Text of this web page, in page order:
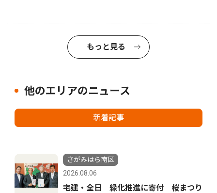
もっと見る
他のエリアのニュース
新着記事
さがみはら南区
2026.08.06
宅建・全日 緑化推進に寄付 桜まつり